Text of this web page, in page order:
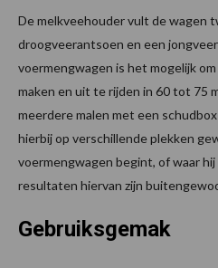
De melkveehouder vult de wagen
droogveerantsoen en een
voermengwagen is het mogelijk
maken en uit te rijden in 60 tot 75
meerdere malen met een
hierbij op verschillende plekken
voermengwagen begint, of waar
resultaten hiervan zijn
Gebruiksgemak